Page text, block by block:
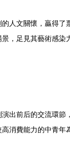
人文關懷，贏得了
，足見其藝術感染
出前后的交流環節
消費能力的中青